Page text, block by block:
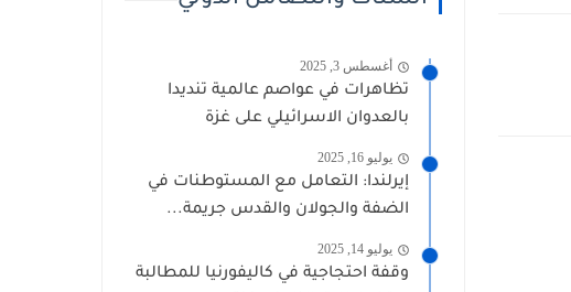
أغسطس 3, 2025
تظاهرات في عواصم عالمية تنديدا
بالعدوان الاسرائيلي على غزة
يوليو 16, 2025
إيرلندا: التعامل مع المستوطنات في
الضفة والجولان والقدس جريمة...
يوليو 14, 2025
وقفة احتجاجية في كاليفورنيا للمطالبة